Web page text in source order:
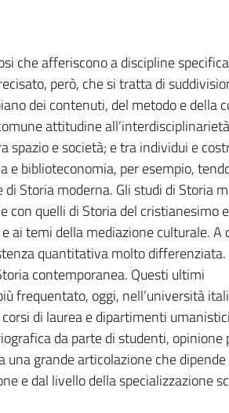
che afferiscono a discipline
però, che si tratta di
dei contenuti, del metodo e della
attitudine
e società; e tra individui e
e biblioteconomia, per esempio,
Storia moderna. Gli studi di Storia
con quelli di Storia del cristianesimo
ai temi della mediazione culturale. A
quantitativa molto differenziata.
contemporanea. Questi ultimi
frequentato, oggi, nell’università
di laurea e dipartimenti
da parte di studenti, opinione
grande articolazione che
e dal livello della specializzazione